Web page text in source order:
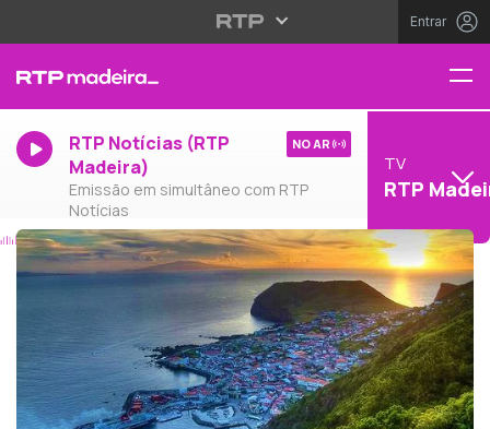
Entrar
RTP Notícias (RTP
Madeira)
Emissão em simultâneo com RTP
Notícias
NO AR
TV
RTP